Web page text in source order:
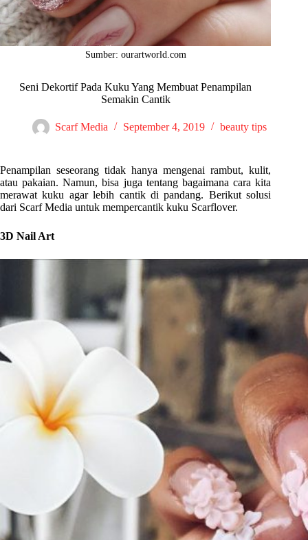
Sumber: ourartworld.com
Seni Dekortif Pada Kuku Yang Membuat Penampilan
Semakin Cantik
Scarf Media September 4, 2019 beauty tips
Penampilan seseorang tidak hanya mengenai rambut, kulit,
atau pakaian. Namun, bisa juga tentang bagaimana cara kita
merawat kuku agar lebih cantik di pandang. Berikut solusi
dari Scarf Media untuk mempercantik kuku Scarflover.
3D Nail Art